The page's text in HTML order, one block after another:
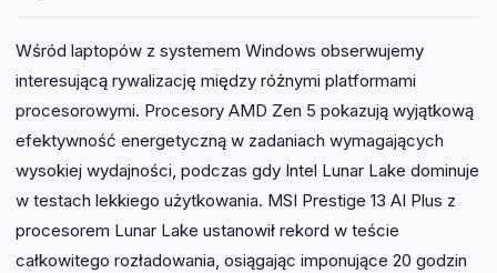
Wśród laptopów z systemem Windows obserwujemy
interesującą rywalizację między różnymi platformami
procesorowymi. Procesory AMD Zen 5 pokazują wyjątkową
efektywność energetyczną w zadaniach wymagających
wysokiej wydajności, podczas gdy Intel Lunar Lake dominuje
w testach lekkiego użytkowania. MSI Prestige 13 AI Plus z
procesorem Lunar Lake ustanowił rekord w teście
całkowitego rozładowania, osiągając imponujące 20 godzin